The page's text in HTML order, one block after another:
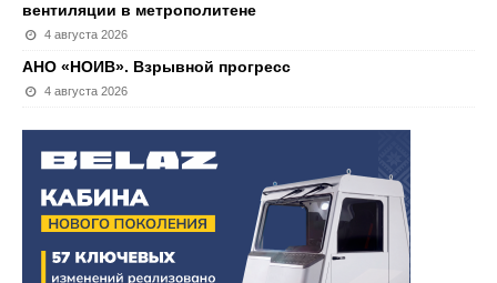
вентиляции в метрополитене
4 августа 2026
АНО «НОИВ». Взрывной прогресс
4 августа 2026